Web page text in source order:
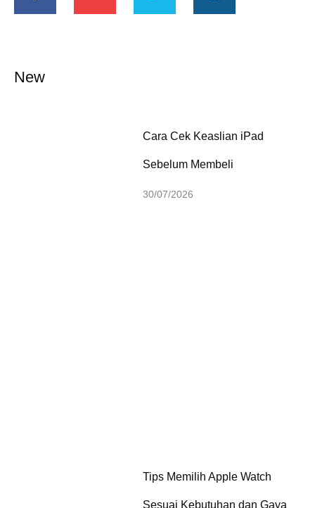
New
Cara Cek Keaslian iPad
Sebelum Membeli
30/07/2026
Tips Memilih Apple Watch
Sesuai Kebutuhan dan Gaya